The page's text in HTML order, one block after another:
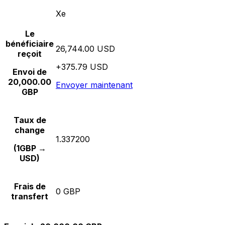
Xe
Le
bénéficiaire
reçoit
Envoi de
20,000.00
GBP
26,744.00 USD
+375.79 USD
Envoyer maintenant
Taux de
change
(1GBP →
USD)
1.337200
Frais de
transfert
0 GBP